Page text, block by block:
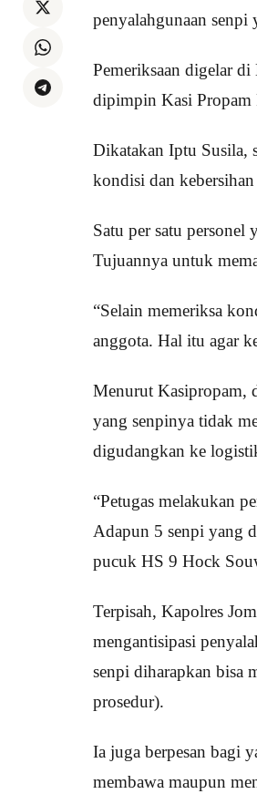
penyalahgunaan
Pemeriksaan digelar
dipimpin Kasi Propam
Dikatakan Iptu Susila,
kondisi dan
Satu per satu personel
Tujuannya untuk
“Selain memeriksa
anggota. Hal itu agar
Menurut Kasipropam,
yang senpinya tidak
digudangkan ke
“Petugas melakukan
Adapun 5 senpi yang
pucuk HS 9 Hock
Terpisah, Kapolres
mengantisipasi
senpi diharapkan bisa
prosedur).
Ia juga berpesan bagi
membawa maupun